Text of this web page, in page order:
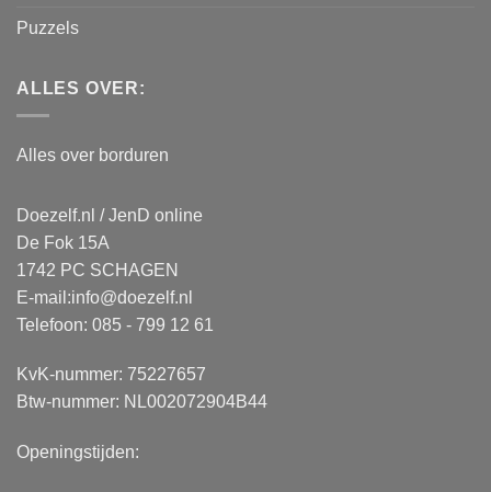
Puzzels
ALLES OVER:
Alles over borduren
Doezelf.nl / JenD online
De Fok 15A
1742 PC SCHAGEN
E-mail:info@doezelf.nl
Telefoon: 085 - 799 12 61
KvK-nummer: 75227657
Btw-nummer: NL002072904B44
Openingstijden: